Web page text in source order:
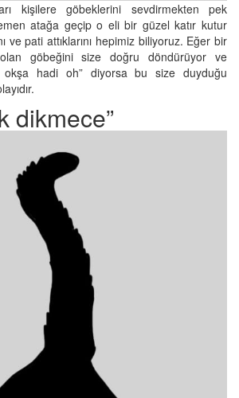
kişilere göbeklerini sevdirmekten pek
atağa geçip o eli bir güzel katır kutur
ve pati attıklarını hepimiz biliyoruz. Eğer bir
göbeğini size doğru döndürüyor ve
okşa hadi oh” diyorsa bu size duyduğu
dikmece”